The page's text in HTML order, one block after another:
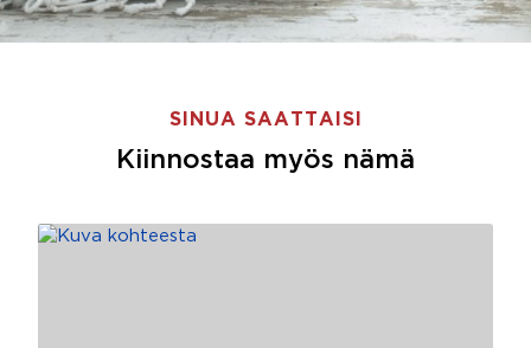
SINUA SAATTAISI
Kiinnostaa myös nämä